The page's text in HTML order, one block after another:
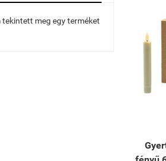
tekintett meg egy terméket